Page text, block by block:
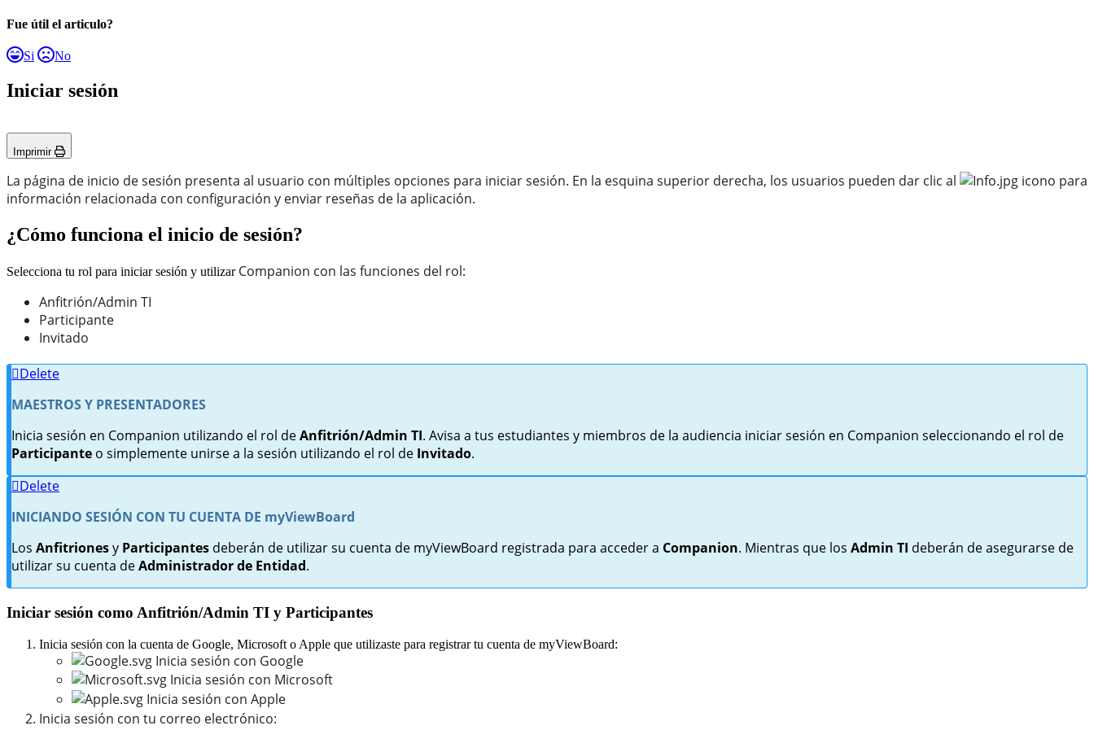
Fue útil el articulo?
Si No
Iniciar sesión
Imprimir
La página de inicio de sesión presenta al usuario con múltiples opciones para iniciar sesión. En la esquina superior derecha, los usuarios pueden dar clic al
icono para
información relacionada con configuración y enviar reseñas de la aplicación.
¿Cómo funciona el inicio de sesión?
Selecciona tu rol para iniciar sesión y utilizarCompanion con las funciones del rol:
Anfitrión/Admin TI
Participante
Invitado
Delete
MAESTROS Y PRESENTADORES
Inicia sesión en Companion utilizando el rol deAnfitrión/Admin TI. Avisa a tus estudiantes y miembros de la audiencia iniciar sesión en Companion seleccionando el rol de
Participante o simplemente unirse a la sesión utilizando el rol de Invitado.
Delete
INICIANDO SESIÓN CON TU CUENTA DE myViewBoard
Los Anfitrionesy Participantes deberán de utilizar su cuenta de myViewBoard registrada para acceder a Companion. Mientras que los Admin TI deberán de asegurarse de
utilizar su cuenta deAdministrador de Entidad.
Iniciar sesión como Anfitrión/Admin TI y Participantes
Inicia sesión con la cuenta de Google, Microsoft o Apple que utilizaste para registrar tu cuenta de myViewBoard:
Inicia sesión con Google
Inicia sesión con Microsoft
Inicia sesión con Apple
Inicia sesión con tu correo electrónico: